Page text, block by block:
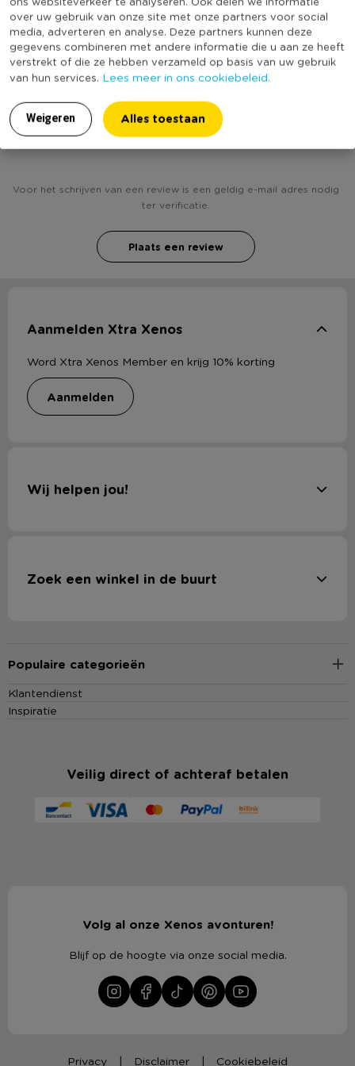
over uw gebruik van onze site met onze partners voor social
media, adverteren en analyse. Deze partners kunnen deze
gegevens combineren met andere informatie die u aan ze heeft
verstrekt of die ze hebben verzameld op basis van uw gebruik
van hun services. Lees meer in ons cookiebeleid.
Weigeren Alles toestaan
Let op! De prijs is voor één theelepel. De theelepels zijn alleen
per 6 stuks te bestellen. Je ontvangt van beide varianten 3
stuks.
Productlengte (cm)
15
Duurzaamheidsscore
(Nog) geen score
bekend
Heb jij Theelepel Ikat? Schrijf een review!
Voor het schrijven van een review is een geldig e-mail adres nodig
ter verificatie.
Plaats een review
Aanmelden Xtra Xenos
Word Xtra Xenos Member en krijg 10% korting
aanmelden
Wij helpen jou!
Zoek een winkel in de buurt
Populaire categorieën
Klantendienst
Inspiratie
Veilig direct of achteraf betalen
Volg al onze Xenos avonturen!
Blijf op de hoogte via onze social media.
Privacy Disclaimer Cookiebeleid